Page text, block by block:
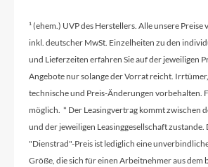
Pedale
Plattformpedale aus
Metall-Pins für guten Grip
Vorbau
Geschmiedetes Aluminium CNC-
¹ (ehem.) UVP des Herstellers. Alle unsere Preise
inkl. deutscher MwSt. Einzelheiten zu den
und Lieferzeiten erfahren Sie auf der jeweiligen
Angebote nur solange der Vorrat reicht.
technische und Preis-Änderungen vorbehalten.
möglich. * Der Leasingvertrag kommt zwischen
und der jeweiligen Leasinggesellschaft zustande.
"Dienstrad"-Preis ist lediglich eine
Größe, die sich für einen Arbeitnehmer aus dem